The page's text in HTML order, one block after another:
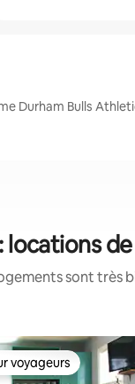
Durham Bulls
locations
sont
les plus
voyageurs